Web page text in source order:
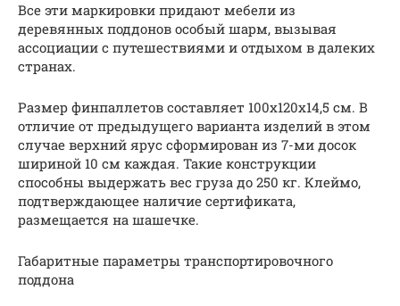
Все эти маркировки придают мебели из
деревянных поддонов особый шарм, вызывая
ассоциации с путешествиями и отдыхом в далеких
странах.
Размер финпаллетов составляет 100х120х14,5 см. В
отличие от предыдущего варианта изделий в этом
случае верхний ярус сформирован из 7-ми досок
шириной 10 см каждая. Такие конструкции
способны выдержать вес груза до 250 кг. Клеймо,
подтверждающее наличие сертификата,
размещается на шашечке.
Габаритные параметры транспортировочного
поддона